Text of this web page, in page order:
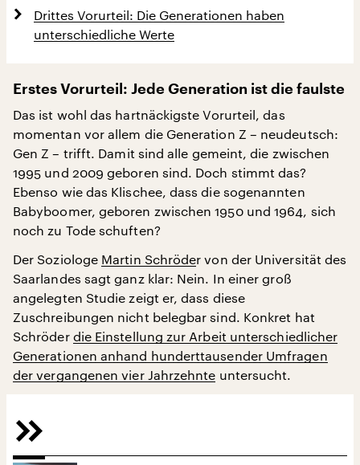
Drittes Vorurteil: Die Generationen haben
unterschiedliche Werte
Erstes Vorurteil: Jede Generation ist die faulste
Das ist wohl das hartnäckigste Vorurteil, das
momentan vor allem die Generation Z – neudeutsch:
Gen Z – trifft. Damit sind alle gemeint, die zwischen
1995 und 2009 geboren sind. Doch stimmt das?
Ebenso wie das Klischee, dass die sogenannten
Babyboomer, geboren zwischen 1950 und 1964, sich
noch zu Tode schuften?
Der Soziologe Martin Schröder von der Universität des
Saarlandes sagt ganz klar: Nein. In einer groß
angelegten Studie zeigt er, dass diese
Zuschreibungen nicht belegbar sind. Konkret hat
Schröder die Einstellung zur Arbeit unterschiedlicher
Generationen anhand hunderttausender Umfragen
der vergangenen vier Jahrzehnte untersucht.